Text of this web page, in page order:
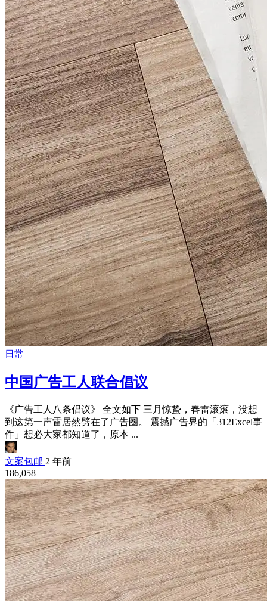
日常
中国广告工人联合倡议
《广告工人八条倡议》 全文如下 三月惊蛰，春雷滚滚，没想
到这第一声雷居然劈在了广告圈。 震撼广告界的「312Excel事
件」想必大家都知道了，原本 ...
文案包邮 2 年前
186,058